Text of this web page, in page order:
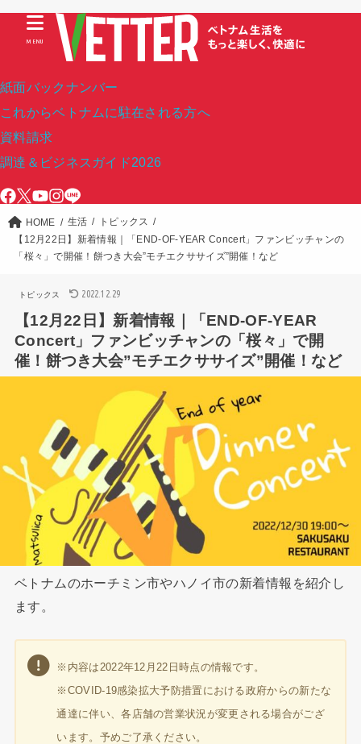
紙面バックナンバー
これからベトナムに駐在される方へ
資料請求
調達＆ビジネスガイド2026
MENU
HOME 生活
トピックス
【12月22日】新着情報｜「END-OF-YEAR Concert」ファンビッチャンの
「桜々」で開催！餅つき大会”モチエクササイズ”開催！など
トピックス 2022.12.29
【12月22日】新着情報｜「END-OF-YEAR
Concert」ファンビッチャンの「桜々」で開
催！餅つき大会”モチエクササイズ”開催！など
ベトナムのホーチミン市やハノイ市の新着情報を紹介し
ます。
※内容は2022年12月22日時点の情報です。
※COVID-19感染拡大予防措置における政府からの新たな
通達に伴い、各店舗の営業状況が変更される場合がござ
います。予めご了承ください。